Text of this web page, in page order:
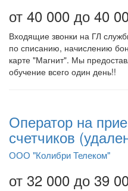
от 40 000 до 40
Входящие звонки на ГЛ
по списанию, начислению
карте "Магнит". Мы
обучение всего один день!!
Оператор на
счетчиков
ООО "Колибри Телеком"
от 32 000 до 39